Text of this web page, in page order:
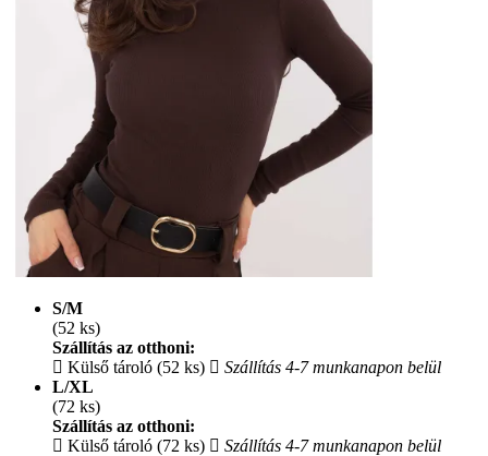
S/M
(52 ks)
Szállítás az otthoni:
Külső tároló (52 ks)
Szállítás 4-7 munkanapon belül
L/XL
(72 ks)
Szállítás az otthoni:
Külső tároló (72 ks)
Szállítás 4-7 munkanapon belül